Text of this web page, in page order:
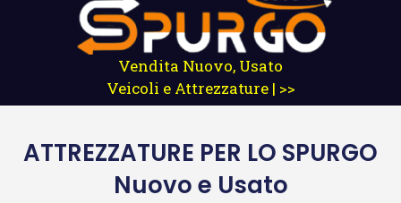
Vendita Nuovo, Usato
Veicoli e Attrezzature | >>
ATTREZZATURE PER LO SPURGO
Nuovo e Usato